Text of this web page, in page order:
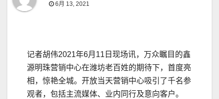
6月 13, 2021
记者胡伟2021年6月11日现场讯，万众瞩目的鑫
源明珠营销中心在潍坊老百姓的期待下，首度亮
相，惊艳全城。开放当天营销中心吸引了千名参
观者，包括主流媒体、业内同行及意向客户。